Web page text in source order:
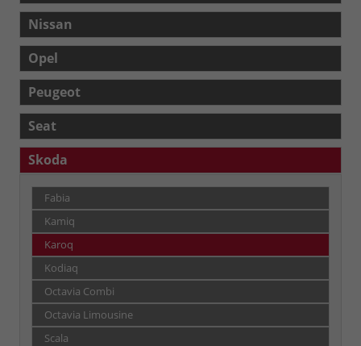
Nissan
Opel
Peugeot
Seat
Skoda
Fabia
Kamiq
Karoq
Kodiaq
Octavia Combi
Octavia Limousine
Scala